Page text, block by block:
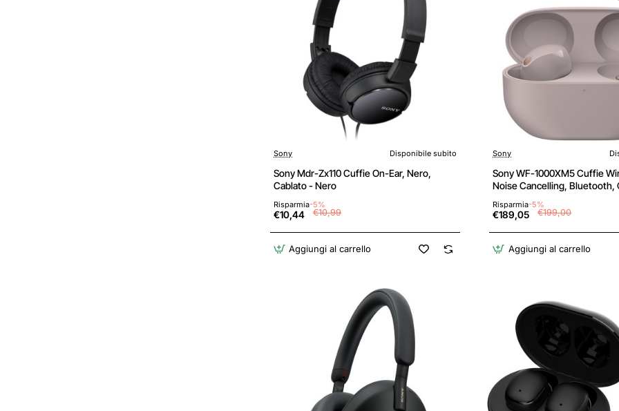
Sony Disponibile subito
Sony Mdr-Zx110 Cuffie On-Ear, Nero,
Cablato - Nero
Risparmia-5%
€10,44 €10,99
Aggiungi al carrello
Sony
Sony WF-1000XM5 Cuffie
Noise Cancelling, Bluetooth,
Batteria, Ricarica rapida, IPX4,
Google Assistant, iOS e
Fumé - Rosa fumè
Risparmia-5%
€189,05 €199,00
Aggiungi al carrello